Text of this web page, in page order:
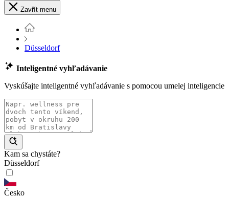
Zavřít menu
Düsseldorf
Inteligentné vyhľadávanie
Vyskúšajte inteligentné vyhľadávanie s pomocou umelej inteligencie
Kam sa chystáte?
Düsseldorf
Česko